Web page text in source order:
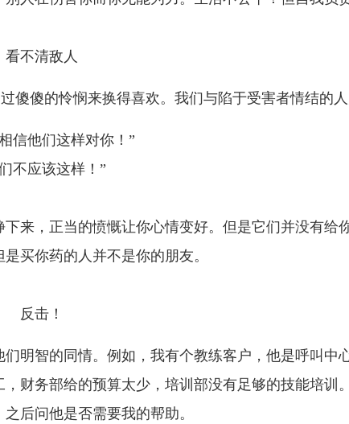
看不清敌人
傻的怜悯来换得喜欢。我们与陷于受害者情结的
信他们这样对你！”
不应该这样！”
，正当的愤慨让你心情变好。但是它们并没有给
买你药的人并不是你的朋友。
反击！
明智的同情。例如，我有个教练客户，他是呼叫中
财务部给的预算太少，培训部没有足够的技能培训
后问他是否需要我的帮助。